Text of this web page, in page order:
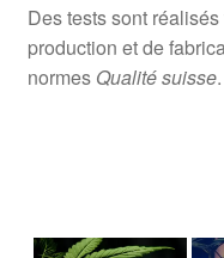
Des tests sont
production et de
normes Qualité suisse.